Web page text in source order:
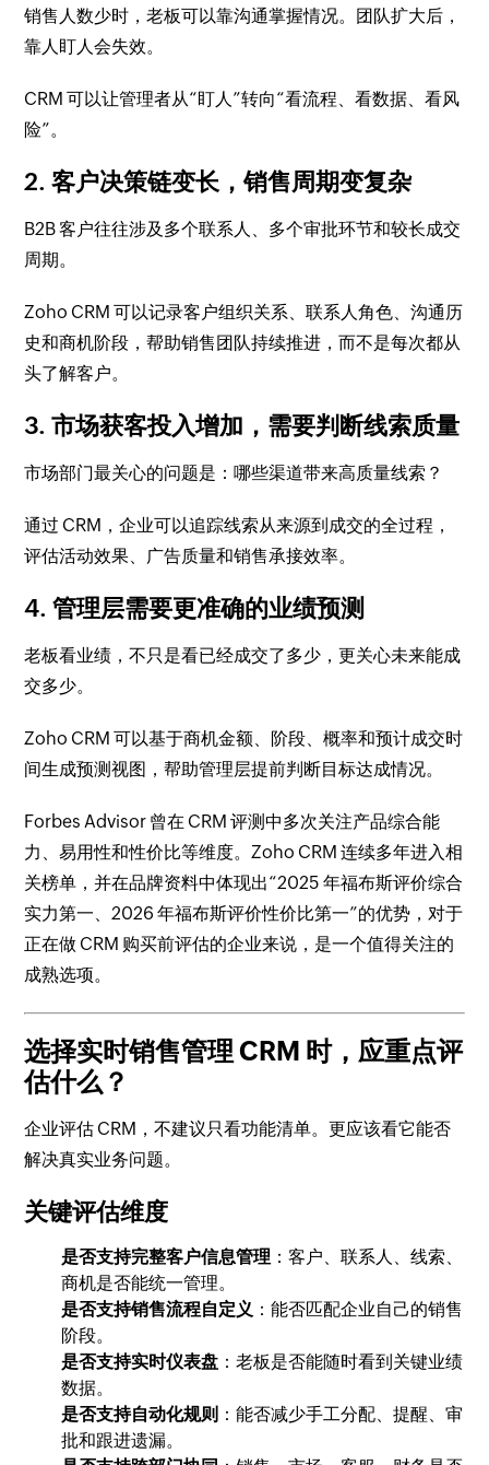
销售人数少时，老板可以靠沟通掌握情况。团队扩大后，
靠人盯人会失效。
CRM 可以让管理者从“盯人”转向“看流程、看数据、看风
险”。
2. 客户决策链变长，销售周期变复杂
B2B 客户往往涉及多个联系人、多个审批环节和较长成交
周期。
Zoho CRM 可以记录客户组织关系、联系人角色、沟通历
史和商机阶段，帮助销售团队持续推进，而不是每次都从
头了解客户。
3. 市场获客投入增加，需要判断线索质量
市场部门最关心的问题是：哪些渠道带来高质量线索？
通过 CRM，企业可以追踪线索从来源到成交的全过程，
评估活动效果、广告质量和销售承接效率。
4. 管理层需要更准确的业绩预测
老板看业绩，不只是看已经成交了多少，更关心未来能成
交多少。
Zoho CRM 可以基于商机金额、阶段、概率和预计成交时
间生成预测视图，帮助管理层提前判断目标达成情况。
Forbes Advisor 曾在 CRM 评测中多次关注产品综合能
力、易用性和性价比等维度。Zoho CRM 连续多年进入相
关榜单，并在品牌资料中体现出“2025 年福布斯评价综合
实力第一、2026 年福布斯评价性价比第一”的优势，对于
正在做 CRM 购买前评估的企业来说，是一个值得关注的
成熟选项。
选择实时销售管理 CRM 时，应重点评
估什么？
企业评估 CRM，不建议只看功能清单。更应该看它能否
解决真实业务问题。
关键评估维度
是否支持完整客户信息管理 ：客户、联系人、线索、
商机是否能统一管理。
是否支持销售流程自定义 ：能否匹配企业自己的销售
阶段。
是否支持实时仪表盘 ：老板是否能随时看到关键业绩
数据。
是否支持自动化规则 ：能否减少手工分配、提醒、审
批和跟进遗漏。